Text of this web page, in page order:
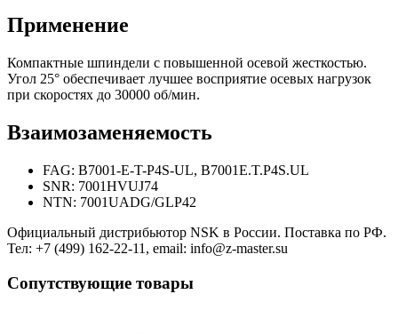
Применение
Компактные шпиндели с повышенной осевой жесткостью.
Угол 25° обеспечивает лучшее восприятие осевых нагрузок
при скоростях до 30000 об/мин.
Взаимозаменяемость
FAG: B7001-E-T-P4S-UL, B7001E.T.P4S.UL
SNR: 7001HVUJ74
NTN: 7001UADG/GLP42
Официальный дистрибьютор NSK в России. Поставка по РФ.
Тел: +7 (499) 162-22-11, email: info@z-master.su
Сопутствующие товары